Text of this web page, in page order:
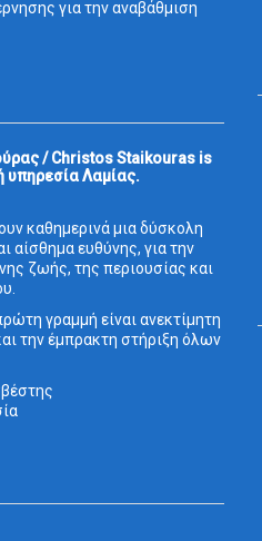
για την αναβάθμιση
/ Christos Staikouras is
υπηρεσία Λαμίας.
καθημερινά μια δύσκολη
αίσθημα ευθύνης, για την
ζωής, της περιουσίας και
γραμμή είναι ανεκτίμητη
την έμπρακτη στήριξη όλων
Avata